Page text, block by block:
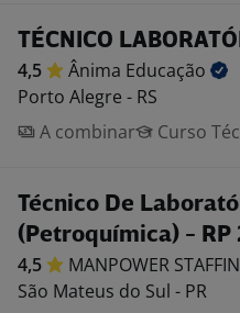
TÉCNICO
4,5 Ânima Educação
Porto Alegre - RS
A combinar
Curso
Técnico De
(Petroquímica) - RP
4,5 MANPOWER
São Mateus do Sul - PR